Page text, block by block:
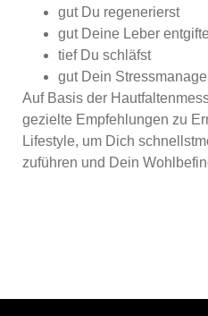
gut Du regenerierst
gut Deine Leber
tief Du schläfst
gut Dein
Auf Basis der
gezielte Empfehlungen zu
Lifestyle, um Dich
zuführen und Dein